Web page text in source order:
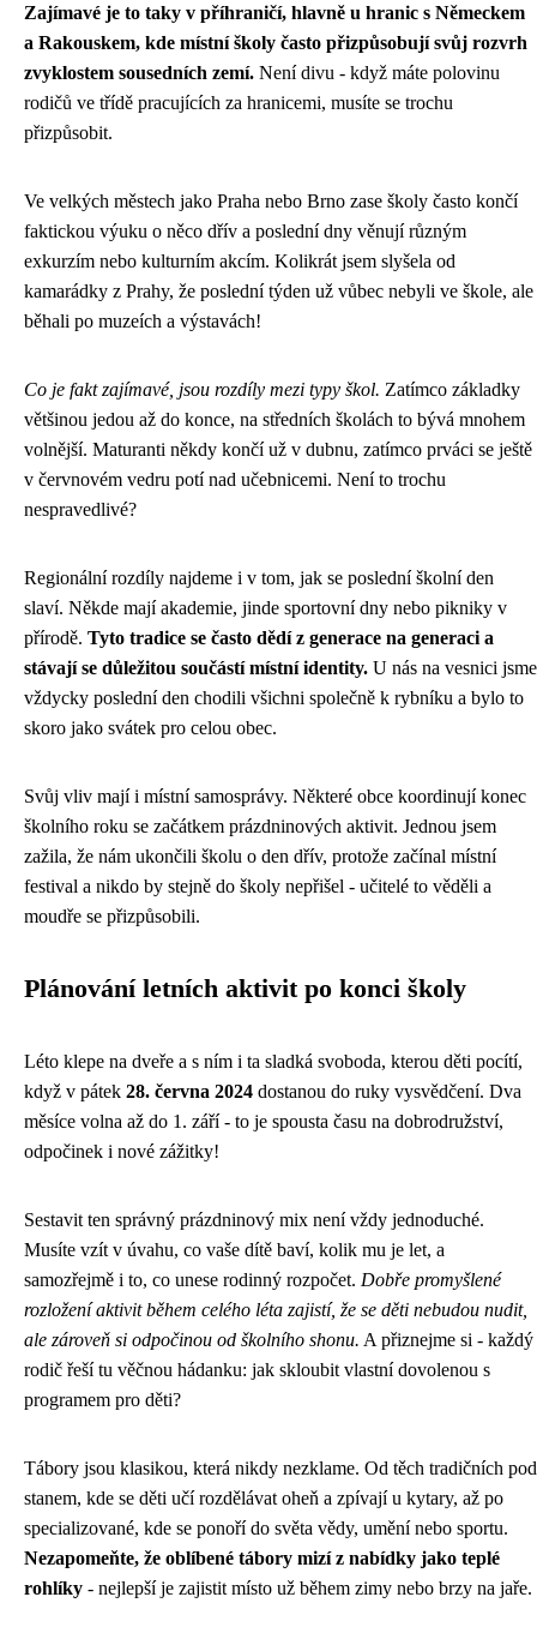
Zajímavé je to taky v příhraničí, hlavně u hranic s Německem
a Rakouskem, kde místní školy často přizpůsobují svůj rozvrh
zvyklostem sousedních zemí. Není divu - když máte polovinu
rodičů ve třídě pracujících za hranicemi, musíte se trochu
přizpůsobit.
Ve velkých městech jako Praha nebo Brno zase školy často končí
faktickou výuku o něco dřív a poslední dny věnují různým
exkurzím nebo kulturním akcím. Kolikrát jsem slyšela od
kamarádky z Prahy, že poslední týden už vůbec nebyli ve škole, ale
běhali po muzeích a výstavách!
Co je fakt zajímavé, jsou rozdíly mezi typy škol. Zatímco základky
většinou jedou až do konce, na středních školách to bývá mnohem
volnější. Maturanti někdy končí už v dubnu, zatímco prváci se ještě
v červnovém vedru potí nad učebnicemi. Není to trochu
nespravedlivé?
Regionální rozdíly najdeme i v tom, jak se poslední školní den
slaví. Někde mají akademie, jinde sportovní dny nebo pikniky v
přírodě. Tyto tradice se často dědí z generace na generaci a
stávají se důležitou součástí místní identity. U nás na vesnici jsme
vždycky poslední den chodili všichni společně k rybníku a bylo to
skoro jako svátek pro celou obec.
Svůj vliv mají i místní samosprávy. Některé obce koordinují konec
školního roku se začátkem prázdninových aktivit. Jednou jsem
zažila, že nám ukončili školu o den dřív, protože začínal místní
festival a nikdo by stejně do školy nepřišel - učitelé to věděli a
moudře se přizpůsobili.
Plánování letních aktivit po konci školy
Léto klepe na dveře a s ním i ta sladká svoboda, kterou děti pocítí,
když v pátek 28. června 2024 dostanou do ruky vysvědčení. Dva
měsíce volna až do 1. září - to je spousta času na dobrodružství,
odpočinek i nové zážitky!
Sestavit ten správný prázdninový mix není vždy jednoduché.
Musíte vzít v úvahu, co vaše dítě baví, kolik mu je let, a
samozřejmě i to, co unese rodinný rozpočet. Dobře promyšlené
rozložení aktivit během celého léta zajistí, že se děti nebudou nudit,
ale zároveň si odpočinou od školního shonu. A přiznejme si - každý
rodič řeší tu věčnou hádanku: jak skloubit vlastní dovolenou s
programem pro děti?
Tábory jsou klasikou, která nikdy nezklame. Od těch tradičních pod
stanem, kde se děti učí rozdělávat oheň a zpívají u kytary, až po
specializované, kde se ponoří do světa vědy, umění nebo sportu.
Nezapomeňte, že oblíbené tábory mizí z nabídky jako teplé
rohlíky - nejlepší je zajistit místo už během zimy nebo brzy na jaře.